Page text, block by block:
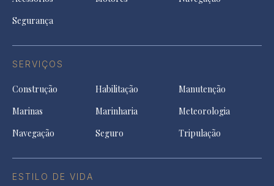
Segurança
SERVIÇOS
Construção Habilitação
Manutenção
Marinas
Marinharia
Meteorologia
Navegação
Seguro Tripulação
ESTILO DE VIDA